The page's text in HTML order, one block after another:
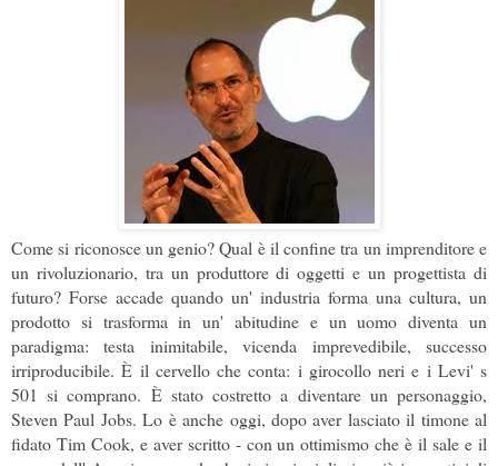
Come si riconosce un genio? Qual è il confine tra un imprenditore e
un rivoluzionario, tra un produttore di oggetti e un progettista di
futuro? Forse accade quando un' industria forma una cultura, un
prodotto si trasforma in un' abitudine e un uomo diventa un
paradigma: testa inimitabile, vicenda imprevedibile, successo
irriproducibile. È il cervello che conta: i girocollo neri e i Levi' s
501 si comprano. È stato costretto a diventare un personaggio,
Steven Paul Jobs. Lo è anche oggi, dopo aver lasciato il timone al
fidato Tim Cook, e aver scritto - con un ottimismo che è il sale e il